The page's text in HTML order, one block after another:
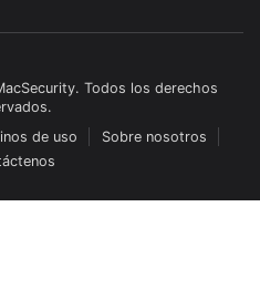
Todos los derechos
de uso
Sobre nosotros